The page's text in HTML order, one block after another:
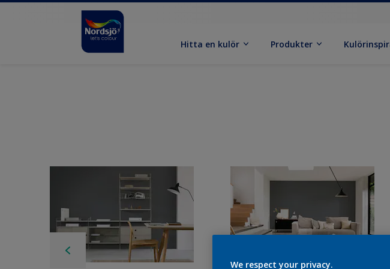
Hitta en kulör Produkter
We respect your privacy.